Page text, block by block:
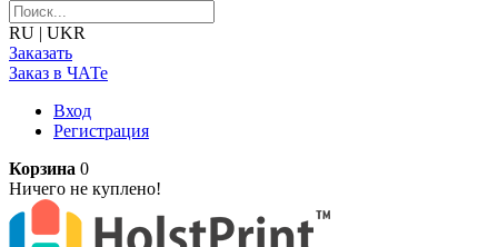
RU | UKR
Заказать
Заказ в ЧАТе
Вход
Регистрация
Корзина 0
Ничего не куплено!